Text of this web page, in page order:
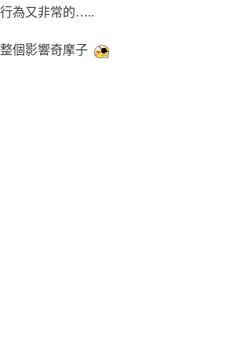
行為又非常的…..
整個影響奇摩子